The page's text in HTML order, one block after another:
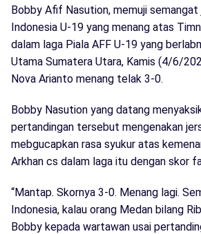
Bobby Afif Nasution, memuji semangat
Indonesia U-19 yang menang atas
dalam laga Piala AFF U-19 yang
Utama Sumatera Utara, Kamis (4/6/
Nova Arianto menang telak 3-0.
Bobby Nasution yang datang
pertandingan tersebut mengenakan
mebgucapkan rasa syukur atas
Arkhan cs dalam laga itu dengan skor
“Mantap. Skornya 3-0. Menang lagi.
Indonesia, kalau orang Medan bilang
Bobby kepada wartawan usai